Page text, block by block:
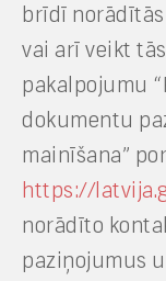
brīdī
vai arī veikt
pakalpojumu
dokumentu
mainīšana”
https://
norādīto
paziņojumus